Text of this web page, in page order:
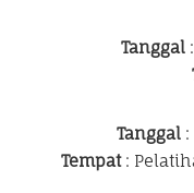
Tanggal:
Tanggal
Tempat: